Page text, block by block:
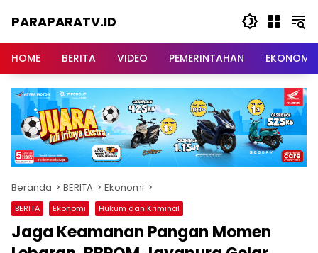
PARAPARATV.ID
Papua
HOME BERITA VIDEO PEMERINTAHAN EKONOMI
Beranda BERITA Ekonomi
BERITA Ekonomi Hukum dan Kriminal
Jaga Keamanan Pangan Momen